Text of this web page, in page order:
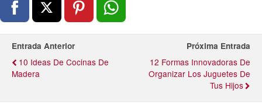
Entrada Anterior
10 Ideas De Cocinas De
Madera
Próxima Entrada
12 Formas Innovadoras De
Organizar Los Juguetes De
Tus Hijos